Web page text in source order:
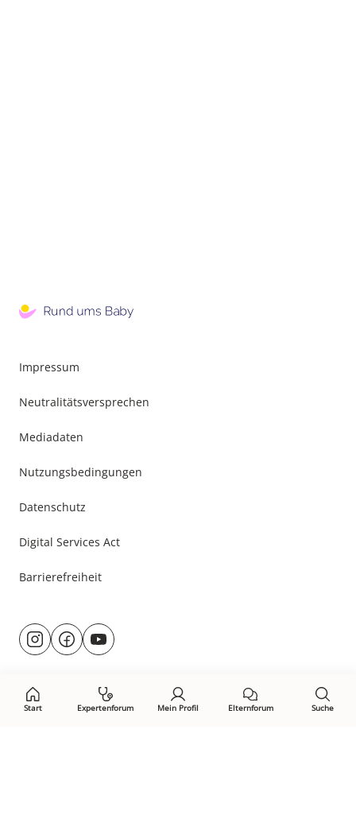
Start Expertenforum Mein Profil Elternforum Suche
Impressum
Neutralitätsversprechen
Mediadaten
Nutzungsbedingungen
Datenschutz
Digital Services Act
Barrierefreiheit
Besuche
uns@rund.ums.baby
facebook.com/rundumsbaby.de
youtube.com/@rundumsbaby_